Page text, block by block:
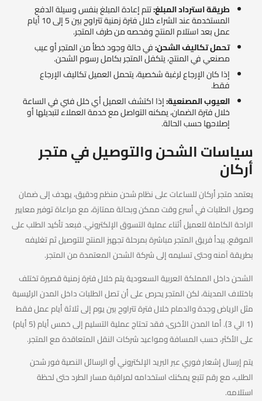
طريقة استرداد المبلغ:تتم إعادة المبلغ بنفس وسيلة الدفع
المستخدمة عند الشراء خلال فترة زمنية تتراوح بين 5 إلى 10 أيام
عمل بعد استلام المنتج وفحصه من طرف المتجر.
تحمل تكاليف الشحن:في حالة وجود خطأ من المتجر أو عيب
مصنعي في المنتج، يتكفل المتجر بكامل رسوم الشحن.
إذا كان الإرجاع لرغبة شخصية، يتحمل العميل تكاليف الإرجاع
فقط.
العيوب المصنعية:إذا اكتشف العميل أي خلل فني في الساعة
خلال فترة الضمان، يمكنه التواصل مع خدمة العملاء لتبديلها أو
إصلاحها حسب الحالة.
سياسات الشحن والتوصيل في متجر
أركان
يعتمد متجر أركان للساعات على نظام شحن منظم ودقيق، يهدف إلى ضمان
وصول الطلبات في أسرع وقت ممكن وبحالة ممتازة، مع مراعاة توفير معايير
الراحة الكاملة للعميل أثناء عملية التسوق الإلكتروني. فبعد تأكيد الطلب على
الموقع، يبدأ فريق المتجر مباشرة بمرحلة تجهيز المنتج للتوصيل ثم تغليفه
بطريقة آمنه وحتى تسليمه إلى شركة الشحن المعتمدة من المتجر.
الشحن داخل المملكة العربية السعودية يتم خلال فترة زمنية قصيرة تختلف
باختلاف المدينة، لكن المتجر يحرص على أن تصل الطلبات داخل المدن الرئيسية
مثل الرياض وجدة والدمام خلال فترة تتراوح بين يوم إلى ثلاثة أيام عمل فقط
(1 الي 3). أما المدن الأخرى، فقد تحتاج عملية التسليم إلى خمس أيام (5 أيام)
على الأكثر، حسب المسافة ومواعيد شركات النقل المتعاقدة مع المتجر.
يتم إرسال إشعار فوري عبر البريد الإلكتروني أو الرسائل النصية فور شحن
الطلب، مع رقم تتبع يمكنك استخدامه لمراقبة مسار الطرد حتى لحظة
استلامه.